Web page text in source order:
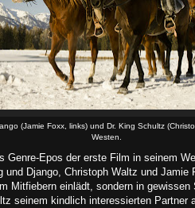
(Jamie Foxx, links) und Dr. King Schultz
Westen.
Genre-Epos der erste Film in seinem
und Django, Christoph Waltz und Jamie
Mitfiebern einlädt, sondern in gewissen
seinem kindlich interessierten Partner